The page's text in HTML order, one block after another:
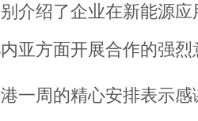
介绍了企业在新能源
亚方面开展合作的强烈
一周的精心安排表示